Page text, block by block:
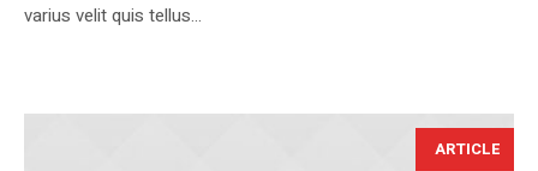
varius velit quis tellus...
ARTICLE